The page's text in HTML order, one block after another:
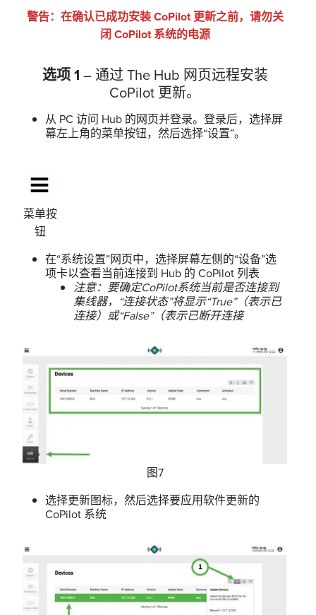
警告：在确认已成功安装 CoPilot 更新之前，请勿关
闭 CoPilot 系统的电源
选项 1 – 通过 The Hub 网页远程安装
CoPilot 更新。
从 PC 访问 Hub 的网页并登录。登录后，选择屏
幕左上角的菜单按钮，然后选择“设置”。
菜单按
钮
在“系统设置”网页中，选择屏幕左侧的“设备”选
项卡以查看当前连接到 Hub 的 CoPilot 列表
注意：要确定CoPilot系统当前是否连接到
集线器，“连接状态”将显示“True”（表示已
连接）或“False”（表示已断开连接
图7
选择更新图标，然后选择要应用软件更新的
CoPilot 系统